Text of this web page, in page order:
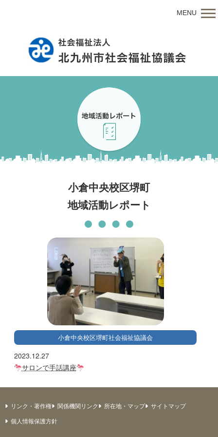
MENU
小倉中央校区堺町
地域活動レポート
小倉中央校区堺町社会福祉協議会
2023.12.27
サロンで手話講座
リンク・著作権 関係機関リンク 所在地・マップ
サイトマップ
個人情報保護方針